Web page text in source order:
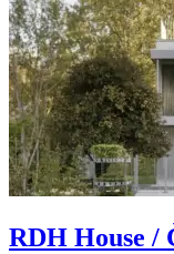
RDH House /